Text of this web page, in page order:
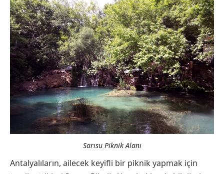
Sarısu Piknik Alanı
Antalyalıların, ailecek keyifli bir piknik yapmak için